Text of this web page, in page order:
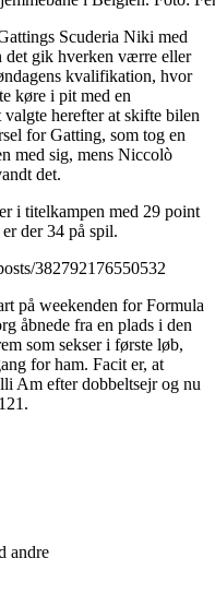
Scuderia Niki med
det gik hverken værre eller
kvalifikation, hvor
køre i pit med en
herefter at skifte bilen
for Gatting, som tog en
med sig, mens Niccolò
det.
i titelkampen med 29 point
der 34 på spil.
382792176550532
på weekenden for Formula
åbnede fra en plads i den
som sekser i første løb,
for ham. Facit er, at
Am efter dobbeltsejr og nu
andre